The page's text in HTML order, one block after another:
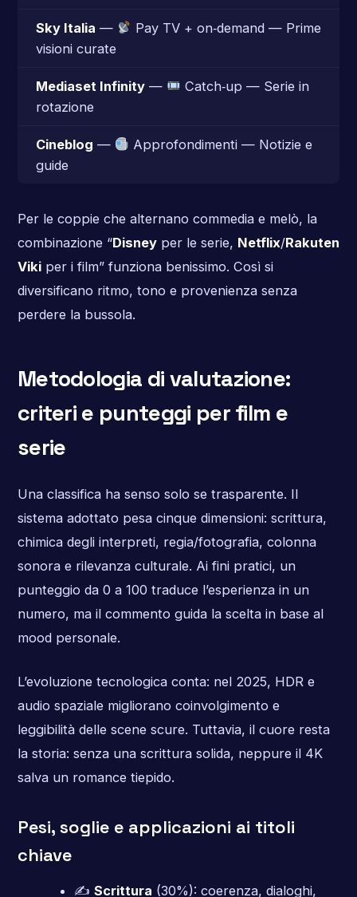
Sky Italia —
Pay TV + on‑demand — Prime
visioni curate
Mediaset Infinity—
Catch‑up — Serie in
rotazione
Cineblog —
Approfondimenti — Notizie e
guide
Per le coppie che alternano commedia e melò, la
combinazione “Disneyper le serie, Netflix/Rakuten
Vikiper i film” funziona benissimo. Così si
diversificano ritmo, tono e provenienza senza
perdere la bussola.
Metodologia di valutazione:
criteri e punteggi per film e
serie
Una classifica ha senso solo se trasparente. Il
sistema adottato pesa cinque dimensioni: scrittura,
chimica degli interpreti, regia/fotografia, colonna
sonora e rilevanza culturale. Ai fini pratici, un
punteggio da 0 a 100 traduce l’esperienza in un
numero, ma il commento guida la scelta in base al
mood personale.
L’evoluzione tecnologica conta: nel 2025, HDR e
audio spaziale migliorano coinvolgimento e
leggibilità delle scene scure. Tuttavia, il cuore resta
la storia: senza una scrittura solida, neppure il 4K
salva un romance tiepido.
Pesi, soglie e applicazioni ai titoli
chiave
✍️ Scrittura (30%): coerenza, dialoghi,